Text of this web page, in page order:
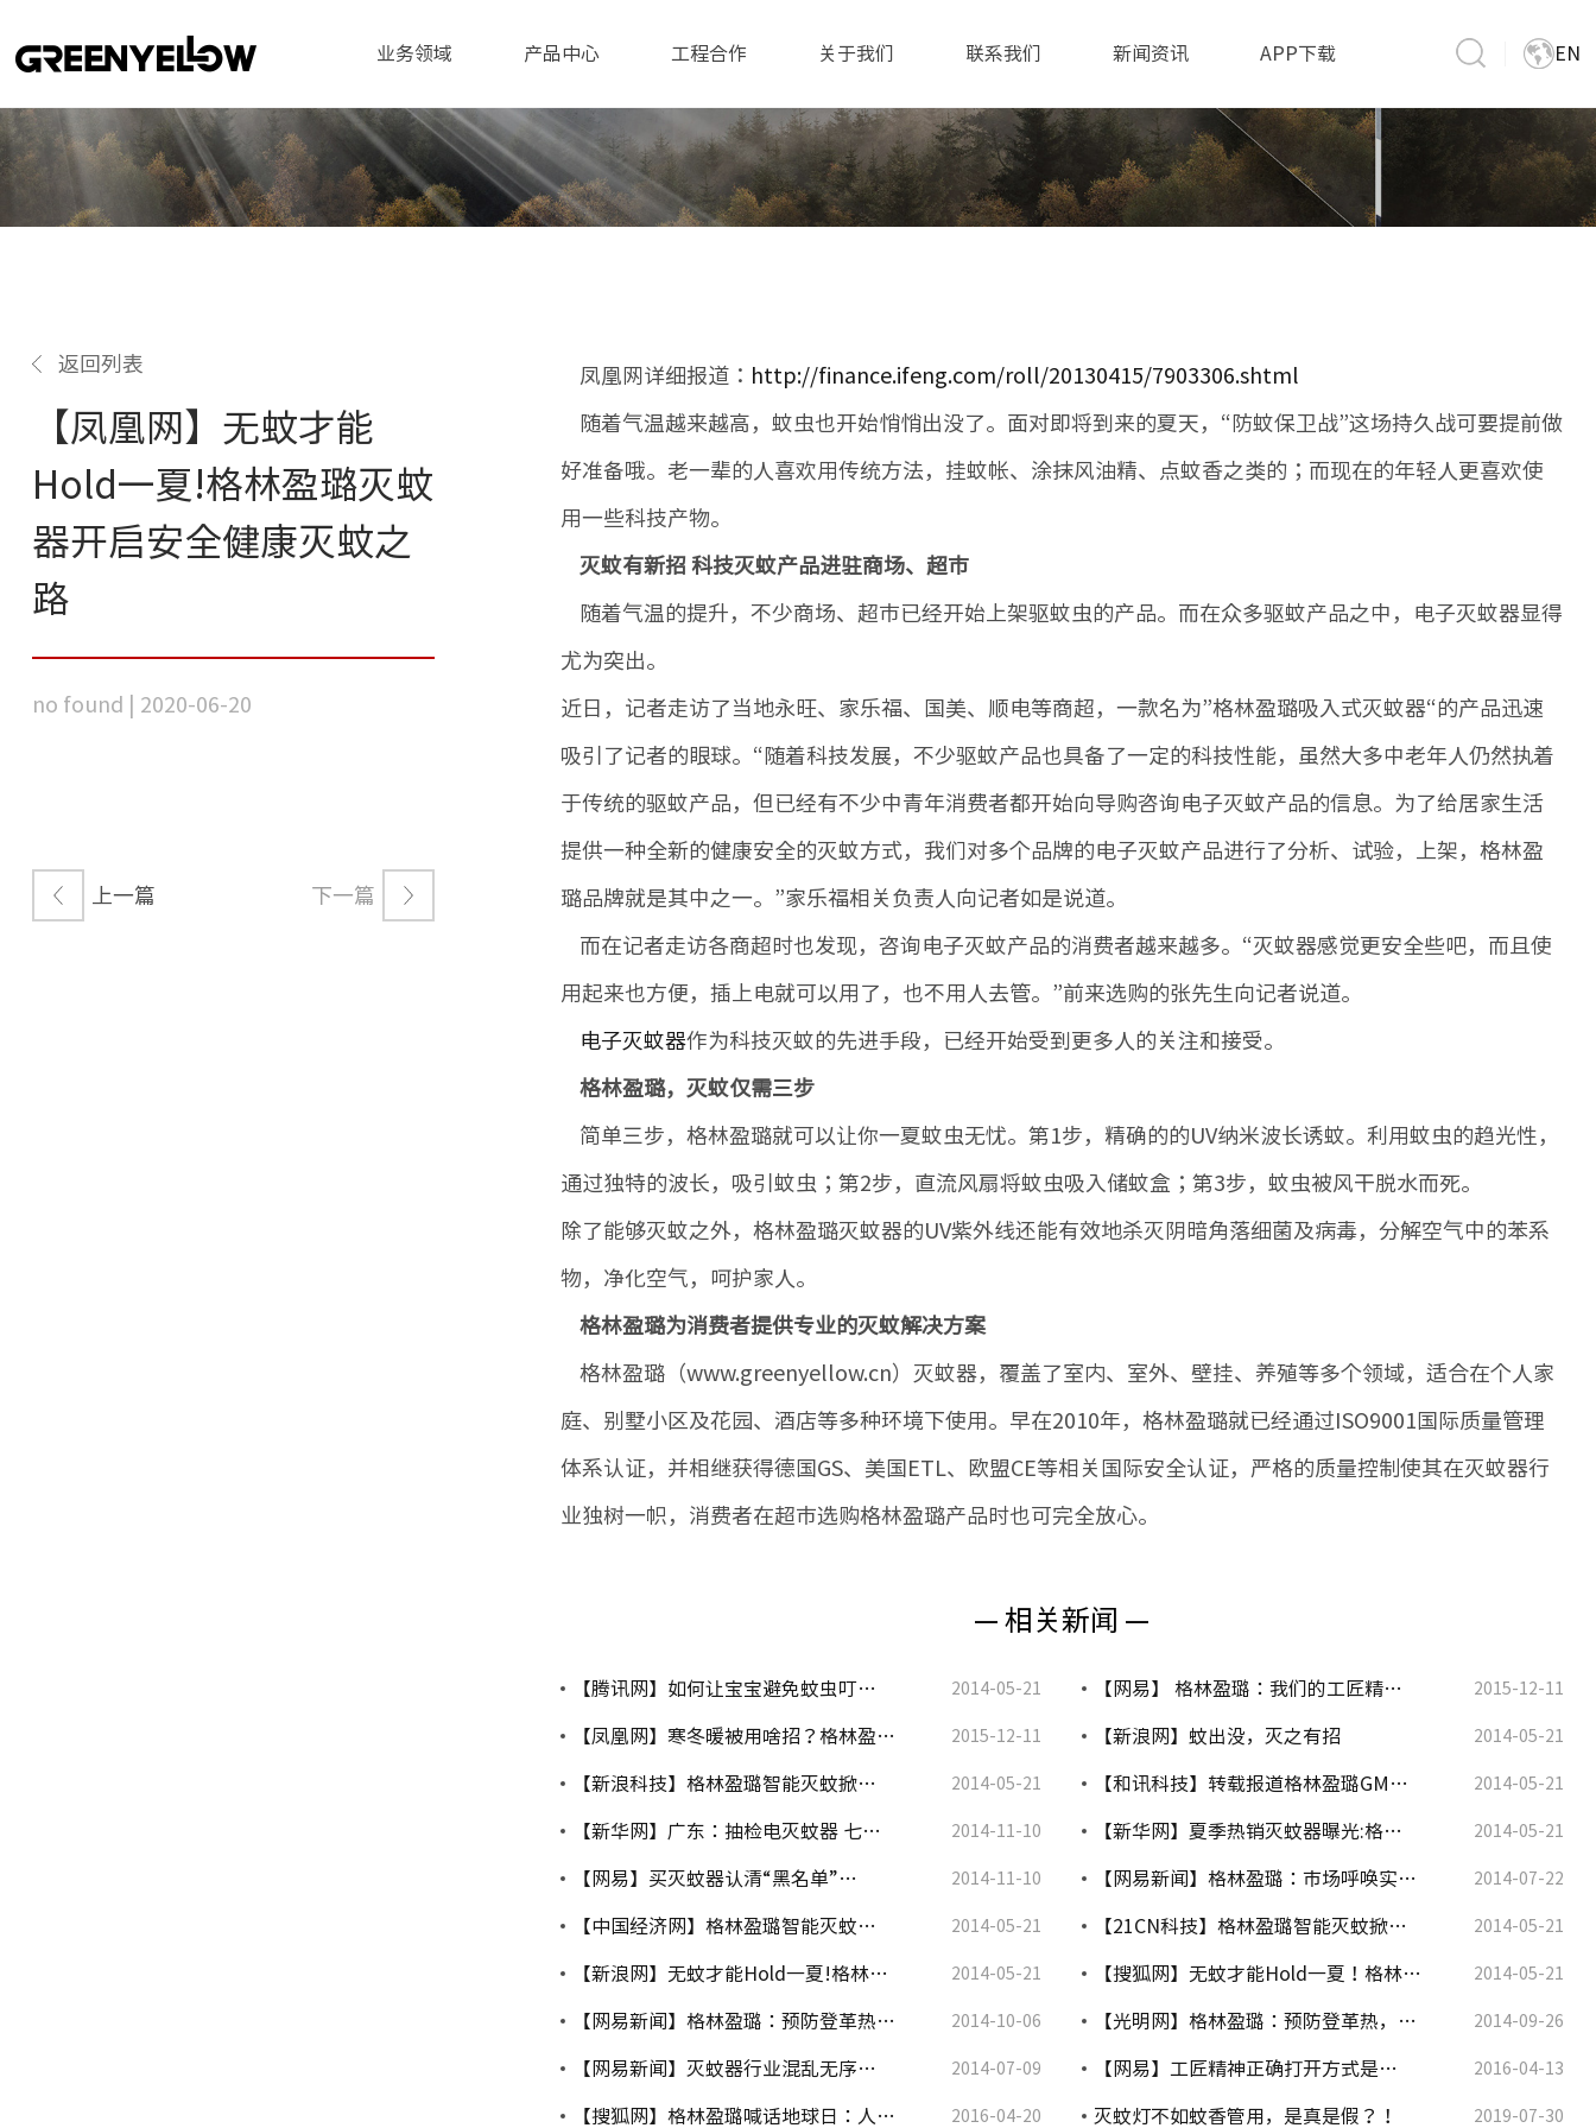
业务领域 产品中心 工程合作 关于我们 联系我们 新闻资讯 APP下载 EN
返回列表
【凤凰网】无蚊才能
Hold一夏!格林盈璐灭蚊
器开启安全健康灭蚊之
路
no found | 2020-06-20
上一篇 下一篇
凤凰网详细报道： http://finance.ifeng.com/roll/20130415/7903306.shtml
随着气温越来越高，蚊虫也开始悄悄出没了。面对即将到来的夏天，“防蚊保卫战”这场持久战可要提前做
好准备哦。老一辈的人喜欢用传统方法，挂蚊帐、涂抹风油精、点蚊香之类的；而现在的年轻人更喜欢使
用一些科技产物。
灭蚊有新招 科技灭蚊产品进驻商场、超市
随着气温的提升，不少商场、超市已经开始上架驱蚊虫的产品。而在众多驱蚊产品之中，电子灭蚊器显得
尤为突出。
近日，记者走访了当地永旺、家乐福、国美、顺电等商超，一款名为”格林盈璐吸入式灭蚊器“的产品迅速
吸引了记者的眼球。“随着科技发展，不少驱蚊产品也具备了一定的科技性能，虽然大多中老年人仍然执着
于传统的驱蚊产品，但已经有不少中青年消费者都开始向导购咨询电子灭蚊产品的信息。为了给居家生活
提供一种全新的健康安全的灭蚊方式，我们对多个品牌的电子灭蚊产品进行了分析、试验，上架，格林盈
璐品牌就是其中之一。”家乐福相关负责人向记者如是说道。
而在记者走访各商超时也发现，咨询电子灭蚊产品的消费者越来越多。“灭蚊器感觉更安全些吧，而且使
用起来也方便，插上电就可以用了，也不用人去管。”前来选购的张先生向记者说道。
电子灭蚊器作为科技灭蚊的先进手段，已经开始受到更多人的关注和接受。
格林盈璐，灭蚊仅需三步
简单三步，格林盈璐就可以让你一夏蚊虫无忧。第1步，精确的的UV纳米波长诱蚊。利用蚊虫的趋光性，
通过独特的波长，吸引蚊虫；第2步，直流风扇将蚊虫吸入储蚊盒；第3步，蚊虫被风干脱水而死。
除了能够灭蚊之外，格林盈璐灭蚊器的UV紫外线还能有效地杀灭阴暗角落细菌及病毒，分解空气中的苯系
物，净化空气，呵护家人。
格林盈璐为消费者提供专业的灭蚊解决方案
格林盈璐（www.greenyellow.cn）灭蚊器，覆盖了室内、室外、壁挂、养殖等多个领域，适合在个人家
庭、别墅小区及花园、酒店等多种环境下使用。早在2010年，格林盈璐就已经通过ISO9001国际质量管理
体系认证，并相继获得德国GS、美国ETL、欧盟CE等相关国际安全认证，严格的质量控制使其在灭蚊器行
业独树一帜，消费者在超市选购格林盈璐产品时也可完全放心。
— 相关新闻 —
【腾讯网】如何让宝宝避免蚊虫叮… 2014-05-21 【网易】 格林盈璐：我们的工匠精… 2015-12-11
【凤凰网】寒冬暖被用啥招？格林盈… 2015-12-11 【新浪网】蚊出没，灭之有招 2014-05-21
【新浪科技】格林盈璐智能灭蚊掀… 2014-05-21 【和讯科技】转载报道格林盈璐GM… 2014-05-21
【新华网】广东：抽检电灭蚊器 七… 2014-11-10 【新华网】夏季热销灭蚊器曝光:格… 2014-05-21
【网易】买灭蚊器认清“黑名单”… 2014-11-10 【网易新闻】格林盈璐：市场呼唤实… 2014-07-22
【中国经济网】格林盈璐智能灭蚊… 2014-05-21 【21CN科技】格林盈璐智能灭蚊掀… 2014-05-21
【新浪网】无蚊才能Hold一夏!格林… 2014-05-21 【搜狐网】无蚊才能Hold一夏！格林… 2014-05-21
【网易新闻】格林盈璐：预防登革热… 2014-10-06 【光明网】格林盈璐：预防登革热，… 2014-09-26
【网易新闻】灭蚊器行业混乱无序… 2014-07-09 【网易】工匠精神正确打开方式是… 2016-04-13
【搜狐网】格林盈璐喊话地球日：人… 2016-04-20 灭蚊灯不如蚊香管用，是真是假？！ 2019-07-30